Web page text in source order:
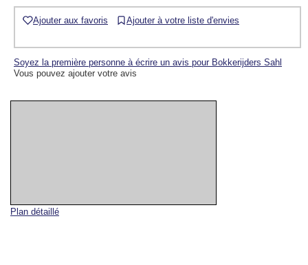
Plan détaillé
Ajouter aux favoris Ajouter à votre liste d'envies
Soyez la première personne à écrire un avis pour Bokkerijders Sahl
Vous pouvez ajouter votre avis